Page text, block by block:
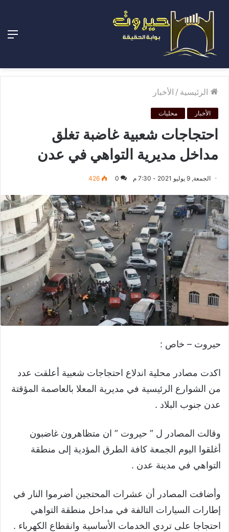
الرئيسية / الأخبار
الأخبار محليات
احتجاجات شعبية غاضبة تغلق
مداخل مديرية التواهي في عدن
الجمعة, 9 يوليو 2021 - 7:30 م 0
426
حيروت – خاص :
اكدت مصادر محلية اندلاع احتجاجات شعبية أعلقت عدد
من الشوارع الرئيسية في مديرية المعلا بالعاصمة المؤقتة
عدن جنوب البلاد .
وقالت المصادر ل ” حيروت ” ان متظاهرون غاضبون
أغلقوا اليوم الجمعة كافة الطرق المؤدية إلى منطقة
التواهي في مدينة عدن .
وأضافت المصادر أن عشرات المحتجين أضرموا النار في
إطارات السيارات التالفة في مداخل منطقة التواهي
احتجاجا على تردي الخدمات الأساسية وانقطاع الكهرباء .